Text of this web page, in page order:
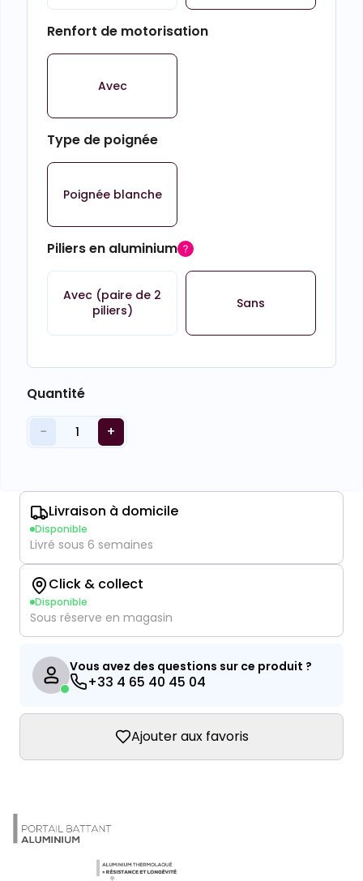
Renfort de motorisation
Avec
Type de poignée
Poignée blanche
Piliers en aluminium
Avec (paire de 2
piliers)
Sans
Quantité
− 1 +
Livraison à domicile
Disponible
Livré sous 6 semaines
Click & collect
Disponible
Sous réserve en magasin
Vous avez des questions sur ce produit ?
+33 4 65 40 45 04
Ajouter aux favoris